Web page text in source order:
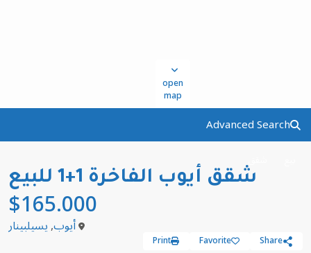
open
map
Advanced Search
شقق
شقق أيوب الفاخرة 1+1 للبيع
$165.000
أيوب,يسيلبينار
Share
Favorite
Print